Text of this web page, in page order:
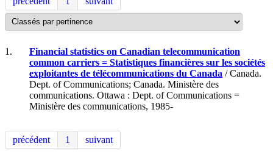
1.
Financial statistics on Canadian telecommunication
common carriers = Statistiques financières sur les sociétés
exploitantes de télécommunications du Canada / Canada.
Dept. of Communications; Canada. Ministère des
communications. Ottawa : Dept. of Communications =
Ministère des communications, 1985-
précédent 1 suivant